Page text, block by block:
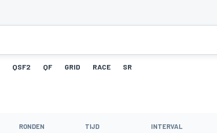
QSF2 QF GRID RACE SR
RONDEN TIJD INTERVAL